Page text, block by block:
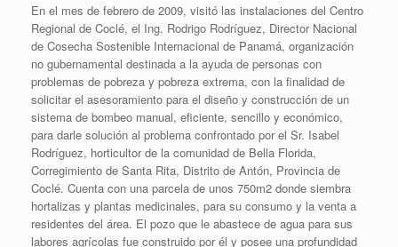
En el mes de febrero de 2009, visitó las instalaciones del Centro
Regional de Coclé, el Ing. Rodrigo Rodríguez, Director Nacional
de Cosecha Sostenible Internacional de Panamá, organización
no gubernamental destinada a la ayuda de personas con
problemas de pobreza y pobreza extrema, con la finalidad de
solicitar el asesoramiento para el diseño y construcción de un
sistema de bombeo manual, eficiente, sencillo y económico,
para darle solución al problema confrontado por el Sr. Isabel
Rodríguez, horticultor de la comunidad de Bella Florida,
Corregimiento de Santa Rita, Distrito de Antón, Provincia de
Coclé. Cuenta con una parcela de unos 750m2 donde siembra
hortalizas y plantas medicinales, para su consumo y la venta a
residentes del área. El pozo que le abastece de agua para sus
labores agrícolas fue construido por él y posee una profundidad